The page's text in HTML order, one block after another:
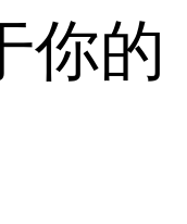
你的